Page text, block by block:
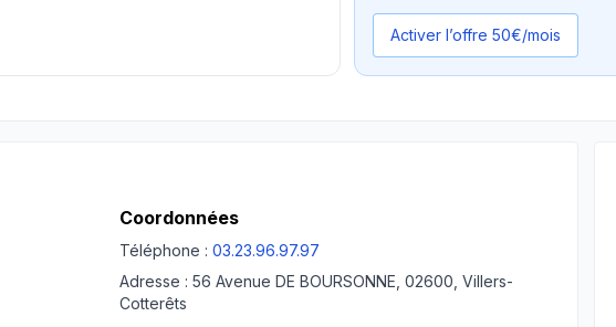
Activer l’offre 50€/mois
Coordonnées
Téléphone : 03.23.96.97.97
Adresse : 56 Avenue DE BOURSONNE, 02600, Villers-
Cotterêts